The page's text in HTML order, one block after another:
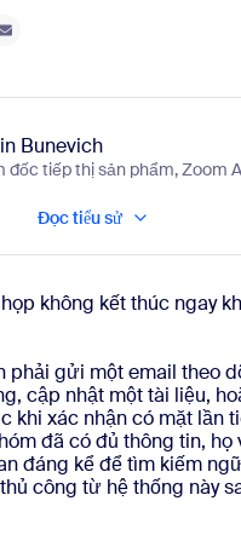
Bunevich
đốc tiếp thị sản phẩm, Zoom
Đọc tiểu sử
không kết thúc ngay
phải gửi một email theo
cập nhật một tài liệu,
khi xác nhận có mặt lần
đã có đủ thông tin, họ
đáng kể để tìm kiếm
công từ hệ thống này